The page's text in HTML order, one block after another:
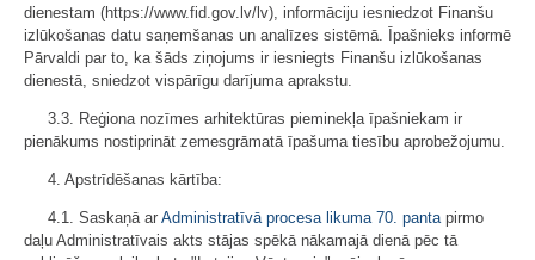
dienestam (https://www.fid.gov.lv/lv), informāciju iesniedzot Finanšu
izlūkošanas datu saņemšanas un analīzes sistēmā. Īpašnieks informē
Pārvaldi par to, ka šāds ziņojums ir iesniegts Finanšu izlūkošanas
dienestā, sniedzot vispārīgu darījuma aprakstu.
3.3. Reģiona nozīmes arhitektūras pieminekļa īpašniekam ir
pienākums nostiprināt zemesgrāmatā īpašuma tiesību aprobežojumu.
4. Apstrīdēšanas kārtība:
4.1. Saskaņā ar Administratīvā procesa likuma 70. pantapirmo
daļu Administratīvais akts stājas spēkā nākamajā dienā pēc tā